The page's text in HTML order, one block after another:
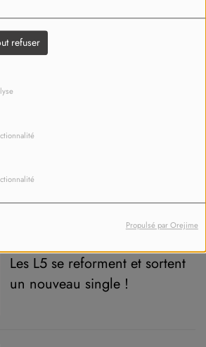
refuser
Propulsé par Orejime
accident sur la nationale 7
d'enfants au stade
Les L5 se reforment et sortent
un nouveau single !